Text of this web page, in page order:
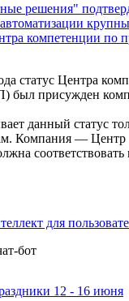
решения"
компетенции по
статус Центра
был присужден
данный статус
Компания — Центр
соответствовать
для
бот
12 - 16 июня